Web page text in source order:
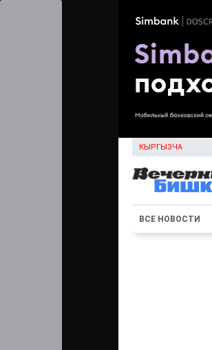
КЫРГЫЗЧА
ВСЕ НОВОСТИ